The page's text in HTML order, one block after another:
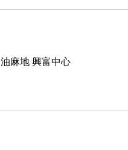
油麻地 興富中心